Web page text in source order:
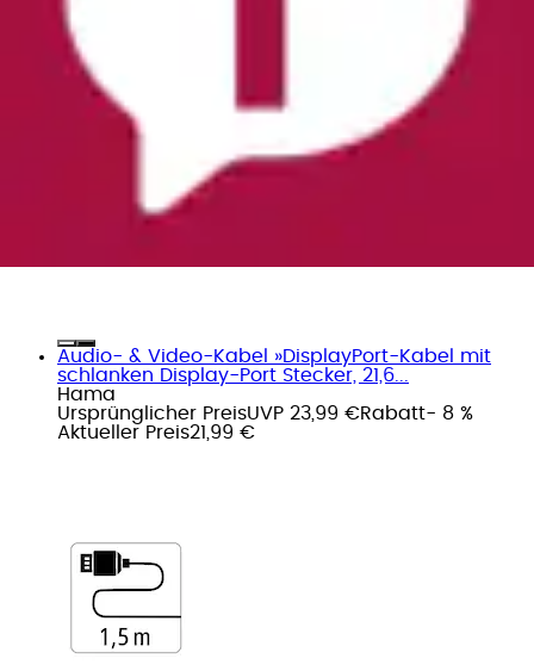
Audio- & Video-Kabel »DisplayPort-Kabel mit
schlanken Display-Port Stecker, 21,6...
Hama
Ursprünglicher PreisUVP 23,99 €Rabatt- 8 %
Aktueller Preis21,99 €